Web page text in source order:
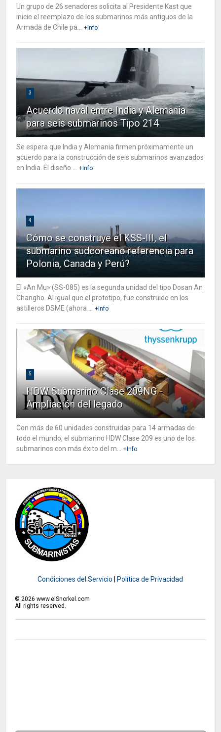
Un grupo de 26 senadores solicita al Presidente Kast que
inicie el reemplazo de los submarinos más antiguos de la
Armada de Chile pa...
+Info
3
Acuerdo naval entre India y Alemania
para seis submarinos Tipo 214
Se espera que India y Alemania firmen próximamente un
acuerdo para la construcción de seis submarinos avanzados
en India. El diseño ...
+Info
4
Cómo se construye el KSS-III, el
submarino sudcoreano referencia para
Polonia, Canada y Perú?
El «An Mu» (SS-085) es la segunda unidad del tipo Dosan An
Changho. Al igual que el prototipo, fue construido en los
astilleros DSME (ahora ...
+Info
5
HDW Submarino Clase 209NG -
Ampliación del legado
Con más de 60 unidades construidas para 14 armadas de
todo el mundo, el submarino HDW Clase 209 es uno de los
submarinos con más éxito del m...
+Info
Condiciones del Servicio Política de Privacidad
© 2026 www.elSnorkel.com
All rights reserved.